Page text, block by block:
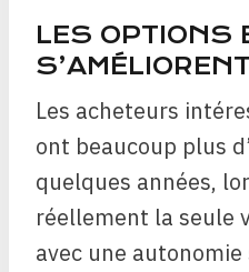
LES OPTIONS
S’AMÉLIORENT
Les acheteurs
ont beaucoup plus
quelques années,
réellement la seule
avec une